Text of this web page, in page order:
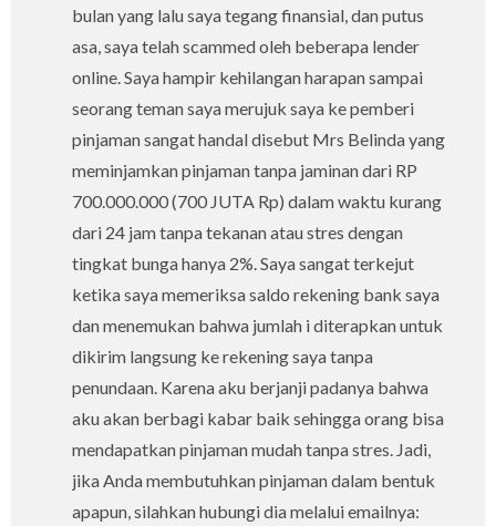
bulan yang lalu saya tegang finansial, dan putus
asa, saya telah scammed oleh beberapa lender
online. Saya hampir kehilangan harapan sampai
seorang teman saya merujuk saya ke pemberi
pinjaman sangat handal disebut Mrs Belinda yang
meminjamkan pinjaman tanpa jaminan dari RP
700.000.000 (700 JUTA Rp) dalam waktu kurang
dari 24 jam tanpa tekanan atau stres dengan
tingkat bunga hanya 2%. Saya sangat terkejut
ketika saya memeriksa saldo rekening bank saya
dan menemukan bahwa jumlah i diterapkan untuk
dikirim langsung ke rekening saya tanpa
penundaan. Karena aku berjanji padanya bahwa
aku akan berbagi kabar baik sehingga orang bisa
mendapatkan pinjaman mudah tanpa stres. Jadi,
jika Anda membutuhkan pinjaman dalam bentuk
apapun, silahkan hubungi dia melalui emailnya: